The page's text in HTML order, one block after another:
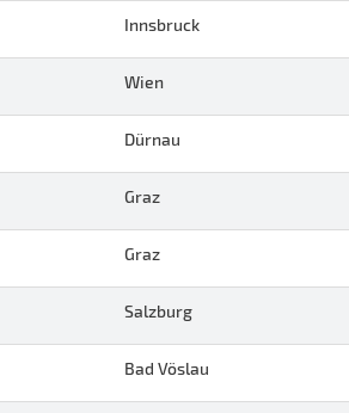
Innsbruck
Wien
Dürnau
Graz
Graz
Salzburg
Bad Vöslau